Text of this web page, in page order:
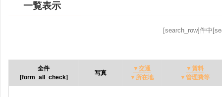
一覧表示
[search_row]件中
全件
[form_all_check]
写真
▼交通
▼所在地
▼賃料
▼管理費等